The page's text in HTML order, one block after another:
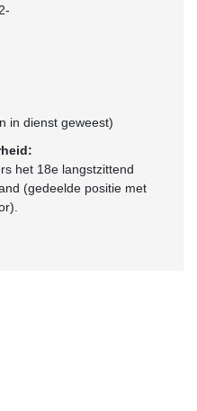
in dienst geweest)
het 18e langstzittend
(gedeelde positie met